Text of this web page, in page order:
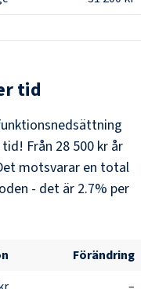
tid
Från 28 500 kr år
motsvarar en total
- det är 2.7% per
Förändring